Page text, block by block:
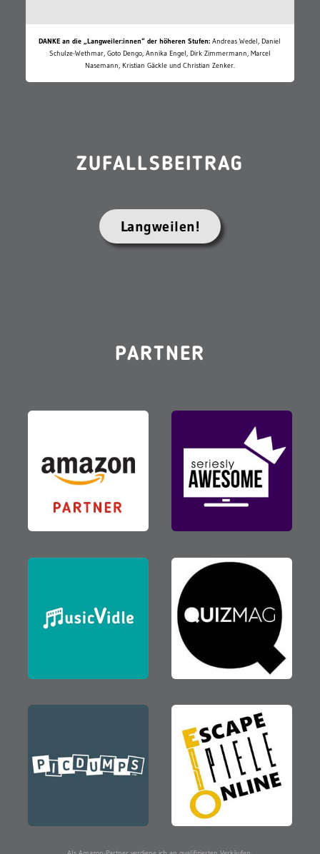
DANKE an die „Langweiler:innen“ der höheren Stufen: Andreas Wedel, Daniel
Schulze-Wethmar, Goto Dengo, Annika Engel, Dirk Zimmermann, Marcel
Nasemann, Kristian Gäckle und Christian Zenker.
ZUFALLSBEITRAG
Langweilen!
PARTNER